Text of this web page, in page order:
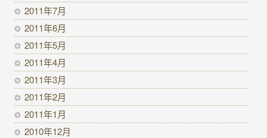
2011年7月
2011年6月
2011年5月
2011年4月
2011年3月
2011年2月
2011年1月
2010年12月